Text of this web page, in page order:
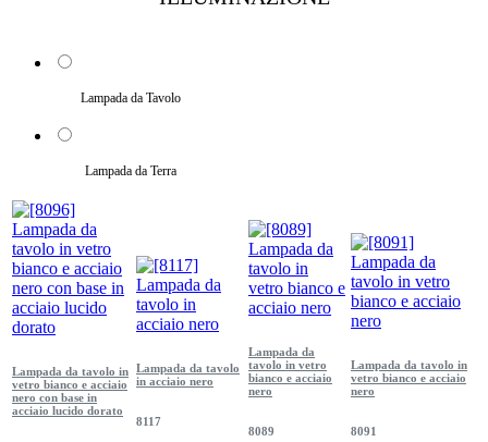
Lampada da Tavolo
Lampada da Terra
Lampada da tavolo in
vetro bianco e acciaio
nero con base in
acciaio lucido dorato
Lampada da tavolo
in acciaio nero
8117
Lampada da
tavolo in vetro
bianco e acciaio
nero
8089
Lampada da tavolo in
vetro bianco e acciaio
nero
8091